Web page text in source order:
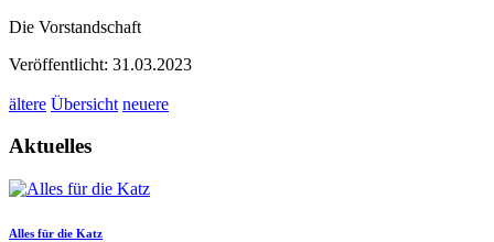
Die Vorstandschaft
Veröffentlicht: 31.03.2023
ältere Übersicht neuere
Aktuelles
Alles für die Katz